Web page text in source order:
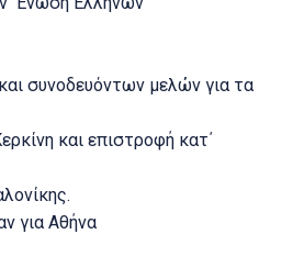
συνοδευόντων μελών για τα
και επιστροφή κατ΄
για Αθήνα